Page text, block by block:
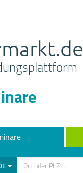
markt.de